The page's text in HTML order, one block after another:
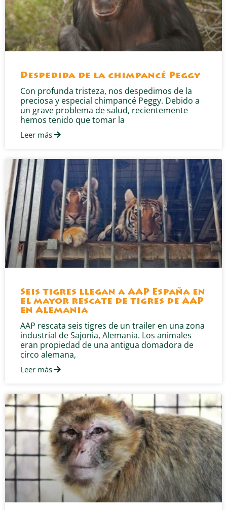
Despedida de la chimpancé Peggy
Con profunda tristeza, nos despedimos de la
preciosa y especial chimpancé Peggy. Debido a
un grave problema de salud, recientemente
hemos tenido que tomar la
Leer más
Seis tigres llegan a AAP España en
el mayor rescate de tigres de AAP
en Alemania
AAP rescata seis tigres de un trailer en una zona
industrial de Sajonia, Alemania. Los animales
eran propiedad de una antigua domadora de
circo alemana,
Leer más